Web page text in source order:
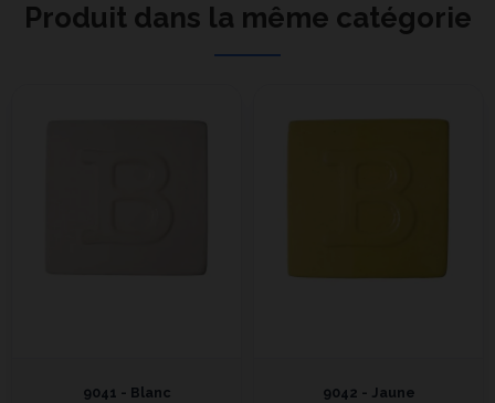
Produit dans la même catégorie
9041 - Blanc 9042 - Jaune